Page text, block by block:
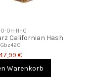
OH-HHC
Californian Hash
Gbz420
€
Warenkorb